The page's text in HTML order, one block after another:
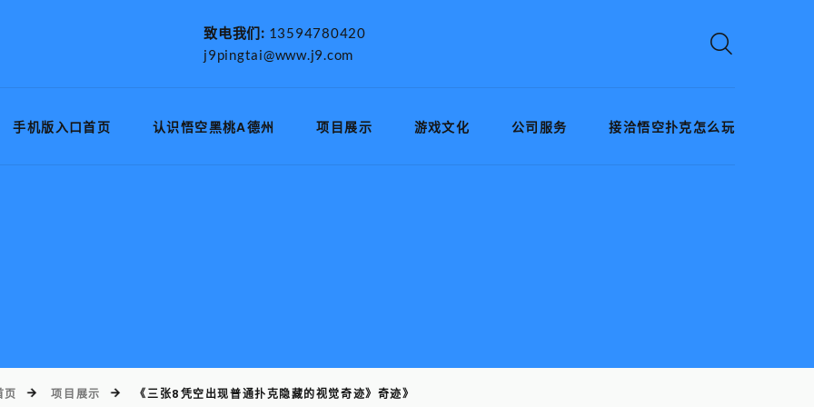
致电我们: 13594780420
j9pingtai@www.j9.com
手机版入口首页 认识悟空黑桃A德州 项目展示 游戏文化 公司服务 接洽悟空扑克怎么玩
页 项目展示 《三张8凭空出现普通扑克隐藏的视觉奇迹》奇迹》